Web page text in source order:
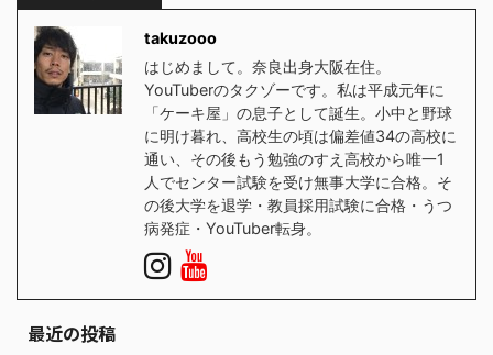
takuzooo
はじめまして。奈良出身大阪在住。
YouTuberのタクゾーです。私は平成元年に
「ケーキ屋」の息子として誕生。小中と野球
に明け暮れ、高校生の頃は偏差値34の高校に
通い、その後もう勉強のすえ高校から唯一1
人でセンター試験を受け無事大学に合格。そ
の後大学を退学・教員採用試験に合格・うつ
病発症・YouTuber転身。
最近の投稿